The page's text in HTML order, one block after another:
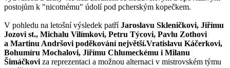
postojům k "nicotnému" údolí pod pcherským kopečkem.
V pohledu na letošní výsledek patříJaroslavu Skleničkovi, Jiřímu
Jozovi st., Michalu Vilímkovi, Petru Týcovi, Pavlu Zothovi
a Martinu Andršovi poděkování největší.Vratislavu Káčerkovi,
Bohumíru Mochalovi, Jiřímu Chlumeckému i Milanu
Šimáčkovi za reprezentaci a možnou alternaci v mistrovském týmu